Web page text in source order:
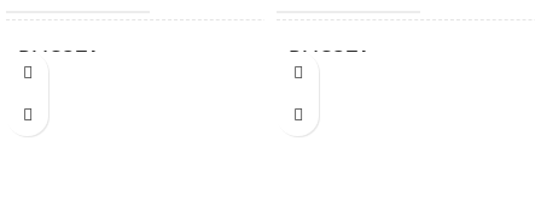
ВЫСОТА 75
ВЫСОТА